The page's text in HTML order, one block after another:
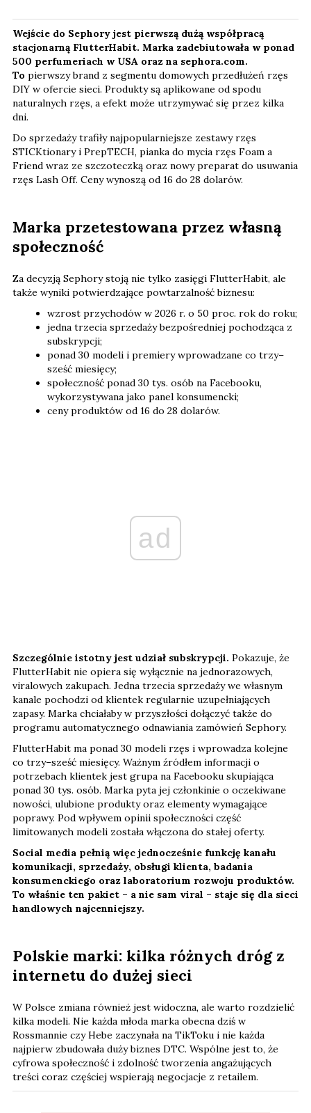
Wejście do Sephory jest pierwszą dużą współpracą
stacjonarną FlutterHabit. Marka zadebiutowała w ponad
500 perfumeriach w USA oraz na sephora.com.
To pierwszy brand z segmentu domowych przedłużeń rzęs
DIY w ofercie sieci. Produkty są aplikowane od spodu
naturalnych rzęs, a efekt może utrzymywać się przez kilka
dni.
Do sprzedaży trafiły najpopularniejsze zestawy rzęs
STICKtionary i PrepTECH, pianka do mycia rzęs Foam a
Friend wraz ze szczoteczką oraz nowy preparat do usuwania
rzęs Lash Off. Ceny wynoszą od 16 do 28 dolarów.
Marka przetestowana przez własną
społeczność
Za decyzją Sephory stoją nie tylko zasięgi FlutterHabit, ale
także wyniki potwierdzające powtarzalność biznesu:
wzrost przychodów w 2026 r. o 50 proc. rok do roku;
jedna trzecia sprzedaży bezpośredniej pochodząca z
subskrypcji;
ponad 30 modeli i premiery wprowadzane co trzy–
sześć miesięcy;
społeczność ponad 30 tys. osób na Facebooku,
wykorzystywana jako panel konsumencki;
ceny produktów od 16 do 28 dolarów.
ad
Szczególnie istotny jest udział subskrypcji. Pokazuje, że
FlutterHabit nie opiera się wyłącznie na jednorazowych,
viralowych zakupach. Jedna trzecia sprzedaży we własnym
kanale pochodzi od klientek regularnie uzupełniających
zapasy. Marka chciałaby w przyszłości dołączyć także do
programu automatycznego odnawiania zamówień Sephory.
FlutterHabit ma ponad 30 modeli rzęs i wprowadza kolejne
co trzy–sześć miesięcy. Ważnym źródłem informacji o
potrzebach klientek jest grupa na Facebooku skupiająca
ponad 30 tys. osób. Marka pyta jej członkinie o oczekiwane
nowości, ulubione produkty oraz elementy wymagające
poprawy. Pod wpływem opinii społeczności część
limitowanych modeli została włączona do stałej oferty.
Social media pełnią więc jednocześnie funkcję kanału
komunikacji, sprzedaży, obsługi klienta, badania
konsumenckiego oraz laboratorium rozwoju produktów.
To właśnie ten pakiet – a nie sam viral – staje się dla sieci
handlowych najcenniejszy.
Polskie marki: kilka różnych dróg z
internetu do dużej sieci
W Polsce zmiana również jest widoczna, ale warto rozdzielić
kilka modeli. Nie każda młoda marka obecna dziś w
Rossmannie czy Hebe zaczynała na TikToku i nie każda
najpierw zbudowała duży biznes DTC. Wspólne jest to, że
cyfrowa społeczność i zdolność tworzenia angażujących
treści coraz częściej wspierają negocjacje z retailem.